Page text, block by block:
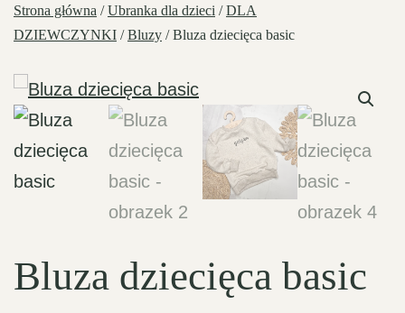
Strona główna /Ubranka dla dzieci /DLA
DZIEWCZYNKI /Bluzy / Bluza dziecięca basic
Bluza dziecięca basic